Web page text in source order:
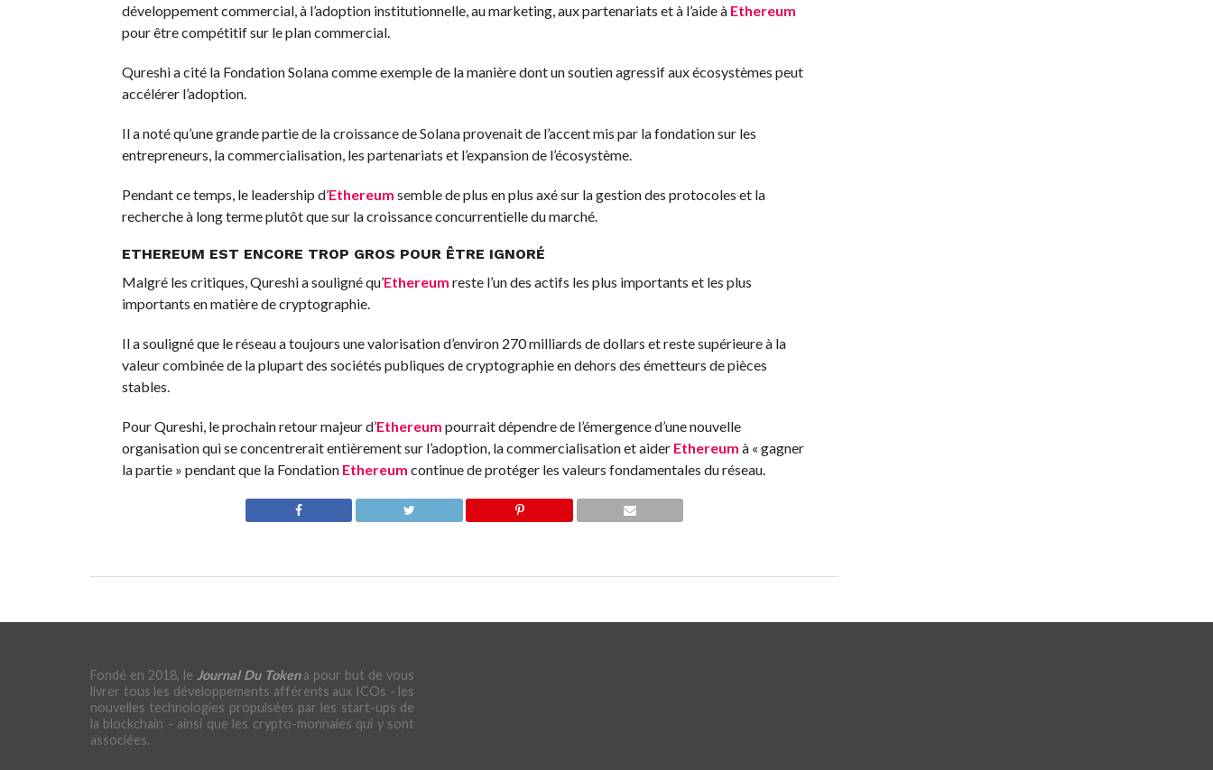
développement commercial, à l’adoption institutionnelle, au marketing, aux partenariats et à l’aide à Ethereum
pour être compétitif sur le plan commercial.
Qureshi a cité la Fondation Solana comme exemple de la manière dont un soutien agressif aux écosystèmes peut
accélérer l’adoption.
Il a noté qu’une grande partie de la croissance de Solana provenait de l’accent mis par la fondation sur les
entrepreneurs, la commercialisation, les partenariats et l’expansion de l’écosystème.
Pendant ce temps, le leadership d’Ethereum semble de plus en plus axé sur la gestion des protocoles et la
recherche à long terme plutôt que sur la croissance concurrentielle du marché.
ETHEREUM EST ENCORE TROP GROS POUR ÊTRE IGNORÉ
Malgré les critiques, Qureshi a souligné qu’Ethereum reste l’un des actifs les plus importants et les plus
importants en matière de cryptographie.
Il a souligné que le réseau a toujours une valorisation d’environ 270 milliards de dollars et reste supérieure à la
valeur combinée de la plupart des sociétés publiques de cryptographie en dehors des émetteurs de pièces
stables.
Pour Qureshi, le prochain retour majeur d’Ethereum pourrait dépendre de l’émergence d’une nouvelle
organisation qui se concentrerait entièrement sur l’adoption, la commercialisation et aider Ethereum à « gagner
la partie » pendant que la Fondation Ethereum continue de protéger les valeurs fondamentales du réseau.
Fondé en 2018, le Journal Du Tokena pour but de vous
livrer tous les développements afférents aux ICOs - les
nouvelles technologies propulsées par les start-ups de
la blockchain - ainsi que les crypto-monnaies qui y sont
associées.